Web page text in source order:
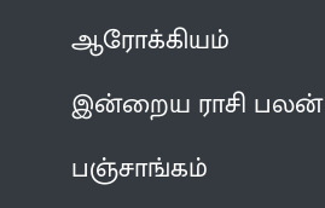
ஆரோக்கியம்
இன்றைய ராசி பலன்
பஞ்சாங்கம்